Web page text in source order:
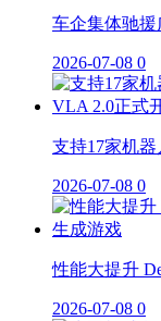
车企集体驰援
2026-07-08 0
支持17家机
2026-07-08 0
性能大提升
2026-07-08 0